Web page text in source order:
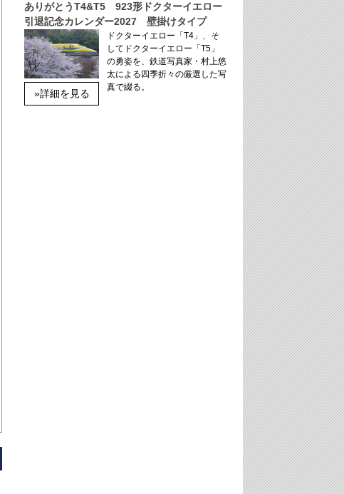
ありがとうT4&T5 923形ドクターイエロー
引退記念カレンダー2027 壁掛けタイプ
»詳細を見る
ドクターイエロー「T4」、そ
してドクターイエロー「T5」
の勇姿を、鉄道写真家・村上悠
太による四季折々の厳選した写
真で綴る。